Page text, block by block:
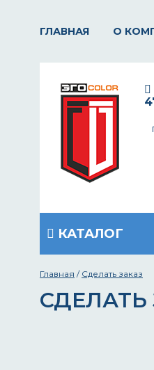
ГЛАВНАЯ О
КАТАЛОГ
Главная / Сделать заказ
СДЕЛАТЬ